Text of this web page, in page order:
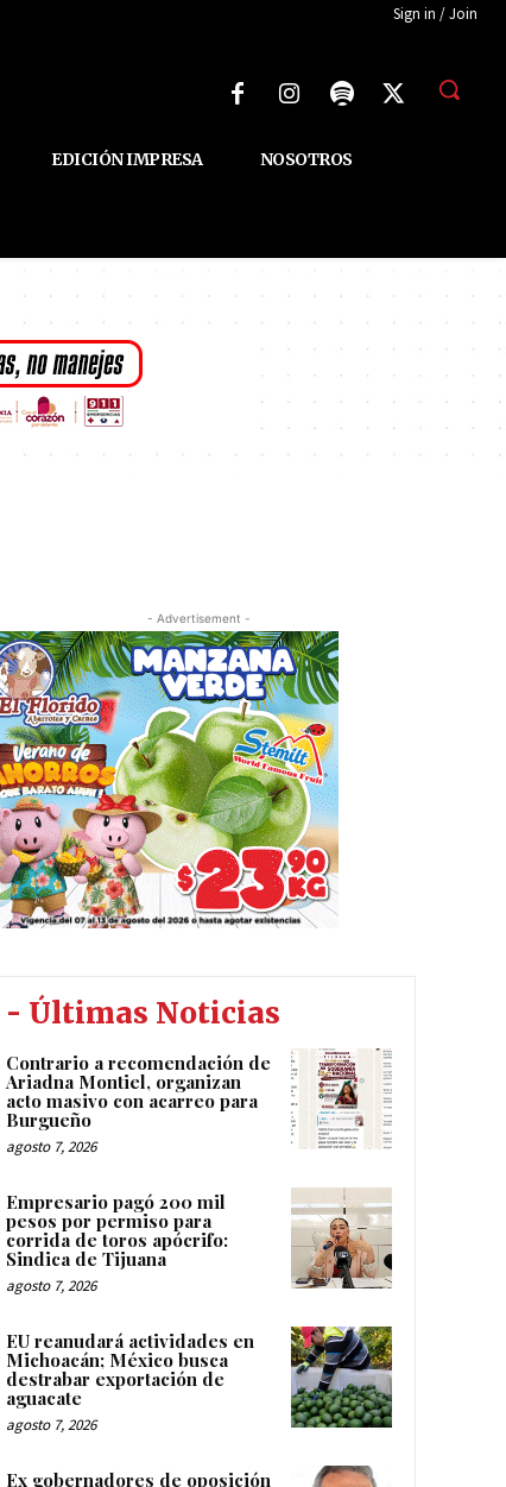
Sign in / Join
EDICIÓN IMPRESA NOSOTROS
- Advertisement -
- Últimas Noticias
Contrario a recomendación de
Ariadna Montiel, organizan
acto masivo con acarreo para
Burgueño
agosto 7, 2026
Empresario pagó 200 mil
pesos por permiso para
corrida de toros apócrifo:
Sindica de Tijuana
agosto 7, 2026
EU reanudará actividades en
Michoacán; México busca
destrabar exportación de
aguacate
agosto 7, 2026
Ex gobernadores de oposición